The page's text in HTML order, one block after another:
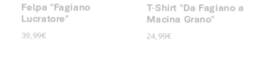
Felpa "Fagiano
Lucratore"
39,99€
T-Shirt "Da Fagiano a
Macina Grano"
24,99€